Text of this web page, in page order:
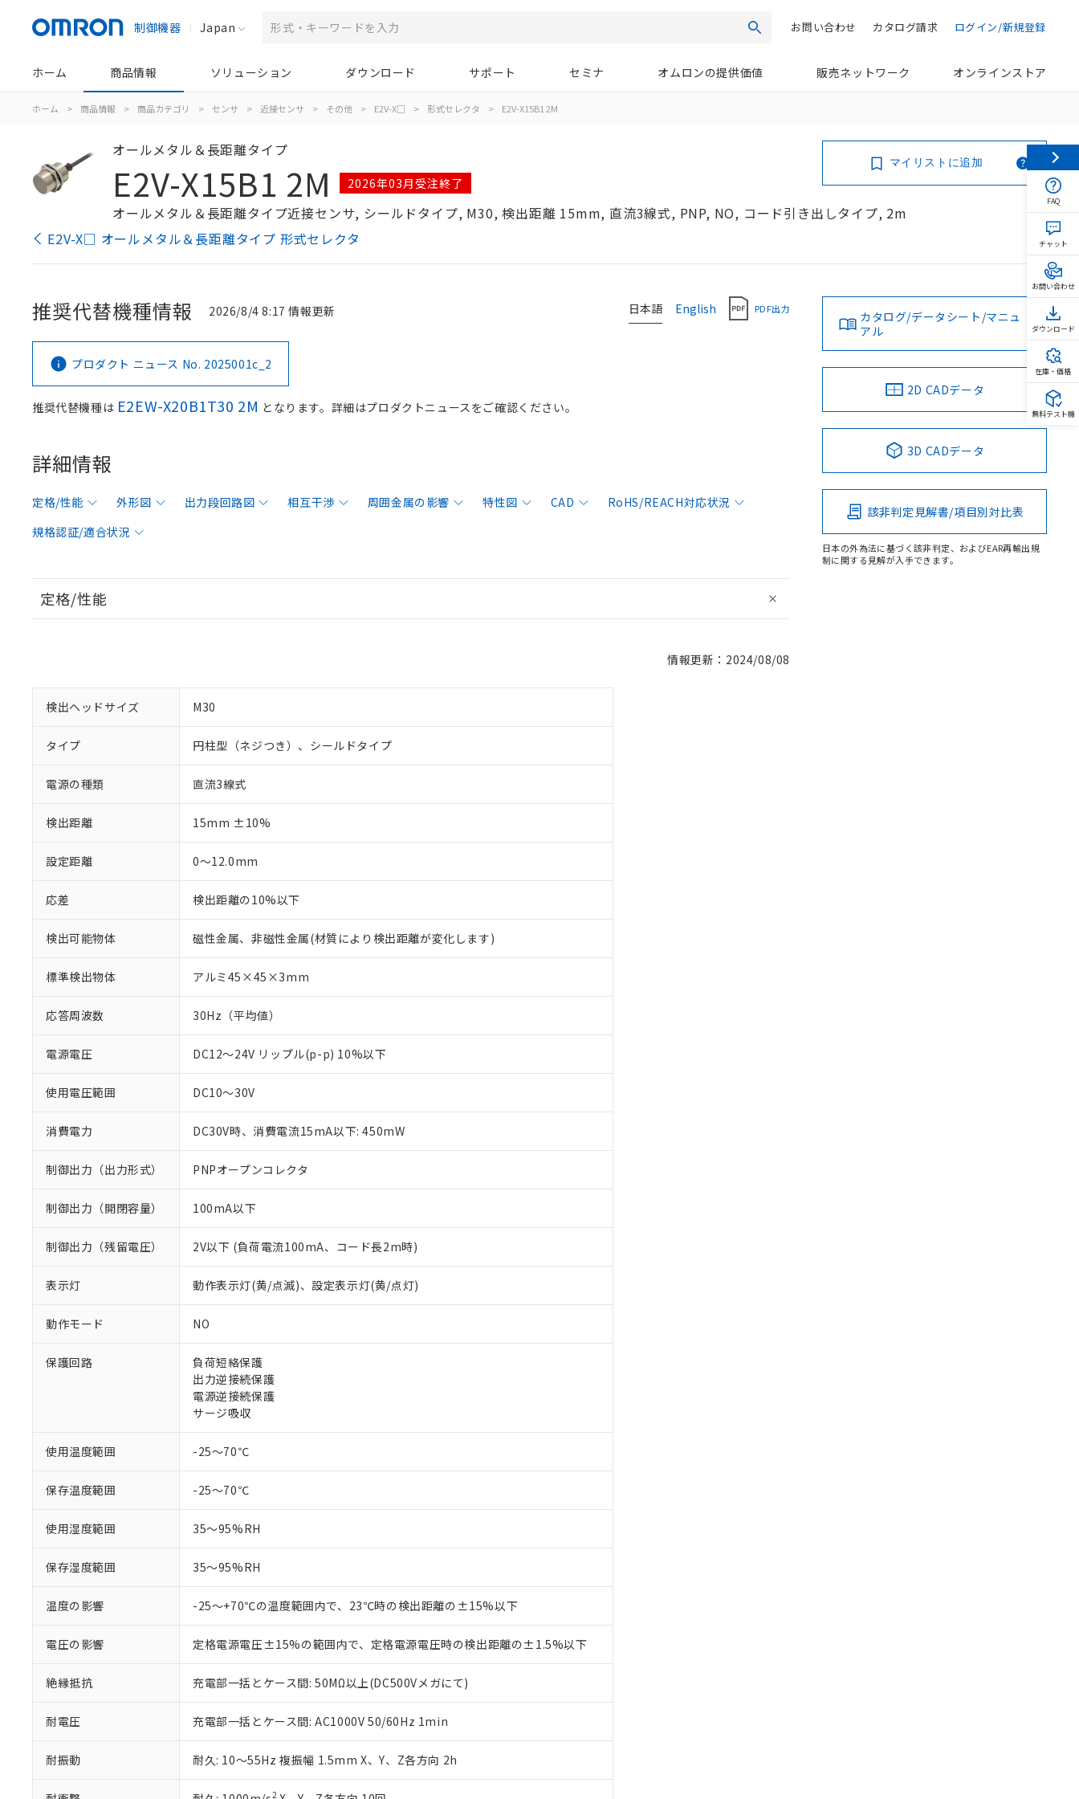
制御機器 Japan 検索 ログイン/新規登録
カタログ請求
お問い合わせ
ホーム 商品情報 ソリューション ダウンロード サポート セミナ オムロンの提供価値 販売ネットワーク オンラインストア
ホーム > 商品情報 > 商品カテゴリ > センサ > 近接センサ > その他 > E2V-X□ > 形式セレクタ > E2V-X15B1 2M
オールメタル＆長距離タイプ
E2V-X15B1 2M 2026年03月受注終了
オールメタル＆長距離タイプ近接センサ, シールドタイプ, M30, 検出距離 15mm, 直流3線式, PNP, NO, コード引き出しタイプ, 2m
E2V-X□ オールメタル＆長距離タイプ 形式セレクタ
マイリストに追加
日本語 English PDF出力
推奨代替機種情報 2026/8/4 8:17 情報更新
プロダクト ニュース No. 2025001c_2
推奨代替機種は E2EW-X20B1T30 2M となります。詳細はプロダクトニュースをご確認ください。
詳細情報
定格/性能 外形図 出力段回路図 相互干渉 周囲金属の影響 特性図 CAD
RoHS/REACH対応状況
規格認証/適合状況
定格/性能
情報更新：2024/08/08
検出ヘッドサイズ M30
タイプ 円柱型（ネジつき）、シールドタイプ
電源の種類 直流3線式
検出距離 15mm ±10%
設定距離 0～12.0mm
応差 検出距離の10%以下
検出可能物体 磁性金属、非磁性金属(材質により検出距離が変化します)
標準検出物体 アルミ45×45×3mm
応答周波数 30Hz（平均値）
電源電圧 DC12～24V リップル(p-p) 10%以下
使用電圧範囲 DC10～30V
消費電力 DC30V時、消費電流15mA以下: 450mW
制御出力（出力形式） PNPオープンコレクタ
制御出力（開閉容量） 100mA以下
制御出力（残留電圧） 2V以下 (負荷電流100mA、コード長2m時)
表示灯 動作表示灯(黄/点滅)、設定表示灯(黄/点灯)
動作モード NO
保護回路
負荷短絡保護
出力逆接続保護
電源逆接続保護
サージ吸収
使用温度範囲 -25～70℃
保存温度範囲 -25～70℃
使用湿度範囲 35～95%RH
保存湿度範囲 35～95%RH
温度の影響 -25～+70℃の温度範囲内で、23℃時の検出距離の±15%以下
電圧の影響 定格電源電圧±15%の範囲内で、定格電源電圧時の検出距離の±1.5%以下
絶縁抵抗 充電部一括とケース間: 50MΩ以上(DC500Vメガにて)
耐電圧 充電部一括とケース間: AC1000V 50/60Hz 1min
耐振動 耐久: 10～55Hz 複振幅 1.5mm X、Y、Z各方向 2h
2
カタログ/データシート/マニュ
アル
2D CADデータ
3D CADデータ
該非判定見解書/項目別対比表
日本の外為法に基づく該非判定、およびEAR再輸出規
制に関する見解が入手できます。
ご利用条件
くものです。
オムロン制御機器販売店や当社販売拠点は「販売ネットワーク
在庫状況および標準価格結果を当社の事前の承諾なく第三者に漏洩または開示しないようお願いしま
す。
マイパーツ機能（部品リスト作成サービス）をご利用いただくには、I-Webメンバーズにご登録され
が、当社の製品・サービスに関するお客様との取引・商談に必要な範囲で利用することをご了承くだ
さい。
※当社の共同利用者とは、"個人情報の共同利用に関して"
いる法人を指します。
※1 対応状況
調査・確認中：EU RoHS指令（10物質）の非含有の対応状況を調査中または確認中の商品です。
非該当品：ライセンス料など無形物で、有害物質有無と関係のない商品です。
仕入先様の事情により、非含有部品としていたものが、含有品と判明した場合などやむを得ず変更すること
但し、RoHS指令で産業用監視および制御機器に対する適用除外項目は除く。
フタル酸エステル類の４物質については閾値を超える意図的な使用がないことを確認しています。
※2 対応予定月
部品在庫の切り替え状況などにより、予定月が前後することがあります。
※3 非含有証明書ダウンロード
下記の非含有証明書をダウンロードすることができます。
EU RoHS指令（10物質）の非含有証明書
51物質の非含有証明書（当社基準）
※本証明書は発行日時点で非含有を証明するもので、過去に遡って非含有を証明するものではありません。
また、RoHS指令のフタル酸エステル類４物質の対応では、対応完了までの期間は出荷製品に未対応品が
※1 中国RoHS○×表
「○」：最大均質材料含有率が中国RoHSの基準値以下であることを示します。
Pb(鉛) :1000ppm、 Hg(水銀) : 1000ppm、 Cd(カドミウム) : 100ppm、
Cr(Ⅵ)(六価クロム) : 1000ppm、 PBBs(ポリ臭化ビフェニル類) : 1000ppm、 PBDEs(ポリ臭化ジフェニルエーテル類) : 1000ppm、
DBP(フタル酸ジブチル) : 1000ppm、 DIBP(フタル酸ジイソブチル) : 1000ppm、 BBP(フタル酸ブチルベンジル) : 1000ppm、
DEHP(フタル酸ビス(2-エチルヘキシル)) : 1000ppm
※2 環境保護使用期限
「ｅ」：有害物質（10物質）のすべてが基準値以下であることを示します。
「10」：通常の使用状況下において有害物質が外部に漏えいし、環境に深刻な影響を及ぼさない年数を意
味します。
「－」：未確認です。当社販売部門へお問い合わせください。
う）を輸出または国外への提供する場合は、日本国政府の輸出許可(または役務取引許可)を取得する
当社は規制貨物を破棄する場合は、完全に破砕するなど、違法に輸出されないよう必要な手段を講じ
また当社は、販売先および販売に係わる関係者が違法に輸出するおそれがある場合は、取り引きをい
たしません。
合意する
－
在庫なし(最新の在庫状況については、お客様のお取引先、またはお客様担当のオムロン制御
機器販売店・当社販売員にご確認ください)
空
白
受注生産機種、また在庫状況の情報を公開していない機種
FAQ
チャット
お問い合わせ
ダウンロード
在庫・価格
無料テスト機